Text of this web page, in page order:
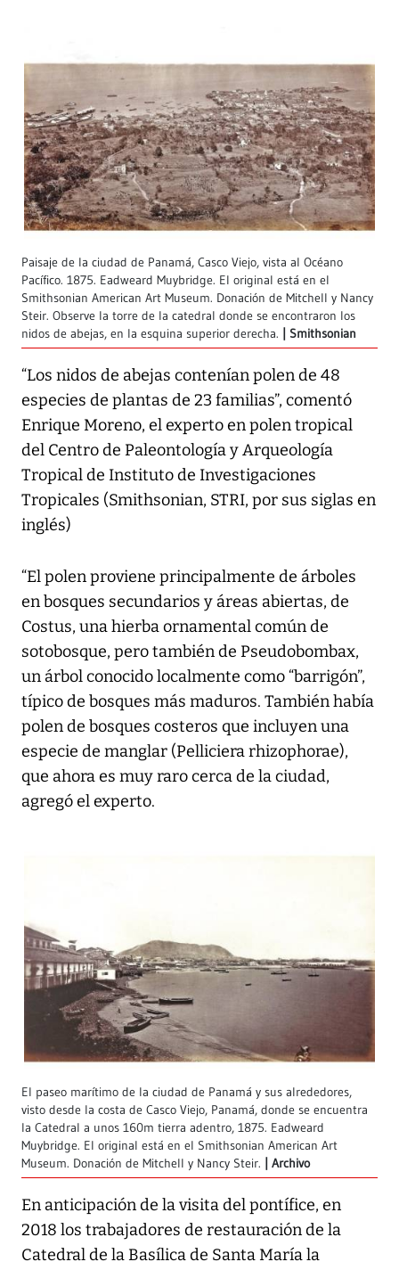
Paisaje de la ciudad de Panamá, Casco Viejo, vista al Océano
Pacífico. 1875. Eadweard Muybridge. El original está en el
Smithsonian American Art Museum. Donación de Mitchell y Nancy
Steir. Observe la torre de la catedral donde se encontraron los
nidos de abejas, en la esquina superior derecha.
Smithsonian
“Los nidos de abejas contenían polen de 48
especies de plantas de 23 familias”, comentó
Enrique Moreno, el experto en polen tropical
del Centro de Paleontología y Arqueología
Tropical de Instituto de Investigaciones
Tropicales (Smithsonian, STRI, por sus siglas en
inglés)
“El polen proviene principalmente de árboles
en bosques secundarios y áreas abiertas, de
Costus, una hierba ornamental común de
sotobosque, pero también de Pseudobombax,
un árbol conocido localmente como “barrigón”,
típico de bosques más maduros. También había
polen de bosques costeros que incluyen una
especie de manglar (Pelliciera rhizophorae),
que ahora es muy raro cerca de la ciudad,
agregó el experto.
El paseo marítimo de la ciudad de Panamá y sus alrededores,
visto desde la costa de Casco Viejo, Panamá, donde se encuentra
la Catedral a unos 160m tierra adentro, 1875. Eadweard
Muybridge. El original está en el Smithsonian American Art
Museum. Donación de Mitchell y Nancy Steir.
Archivo
En anticipación de la visita del pontífice, en
2018 los trabajadores de restauración de la
Catedral de la Basílica de Santa María la